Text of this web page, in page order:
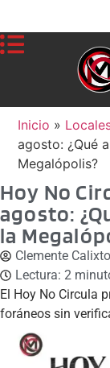
Inicio »
agosto: ¿Qué
Megalópolis?
Hoy No
agosto:
la
Clemente
Lectura: 2
El Hoy No Circula
foráneos sin